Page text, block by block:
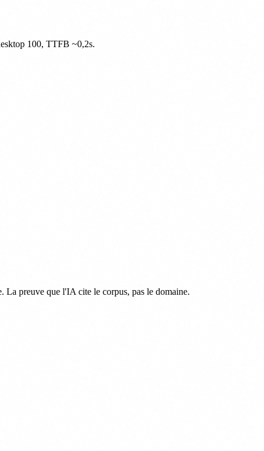
100, TTFB ~0,2s.
La preuve que l'IA cite le corpus, pas le domaine.